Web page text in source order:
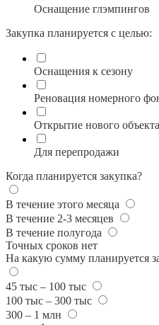
Оснащение глэмпингов
Закупка планируется с целью:
Оснащения к сезону
Реновация номерного
Открытие нового
Для перепродажи
Когда планируется закупка?
В течение этого месяца
В течение 2-3 месяцев
В течение полугода
Точных сроков нет
На какую сумму планируется
45 тыс – 100 тыс
100 тыс – 300 тыс
300 – 1 млн